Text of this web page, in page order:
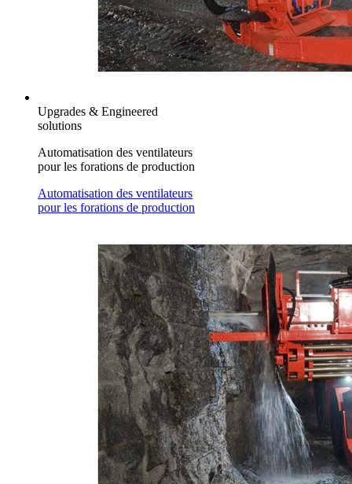
Upgrades & Engineered
solutions
Automatisation des ventilateurs
pour les forations de production
Automatisation des ventilateurs
pour les forations de production